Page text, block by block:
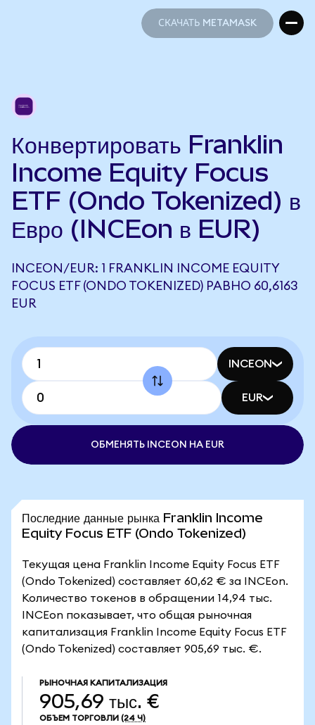
СКАЧАТЬ METAMASK
Конвертировать Franklin
Income Equity Focus
ETF (Ondo Tokenized) в
Евро (INCEon в EUR)
INCEON/EUR: 1 FRANKLIN INCOME EQUITY
FOCUS ETF (ONDO TOKENIZED) РАВНО 60,6163
EUR
INCEON
EUR
ОБМЕНЯТЬ INCEON НА EUR
Последние данные рынка Franklin Income
Equity Focus ETF (Ondo Tokenized)
Текущая цена Franklin Income Equity Focus ETF
(Ondo Tokenized) составляет 60,62 € за INCEon.
Количество токенов в обращении 14,94 тыс.
INCEon показывает, что общая рыночная
капитализация Franklin Income Equity Focus ETF
(Ondo Tokenized) составляет 905,69 тыс. €.
РЫНОЧНАЯ КАПИТАЛИЗАЦИЯ
905,69 тыс. €
ОБЪЕМ ТОРГОВЛИ (24 Ч)